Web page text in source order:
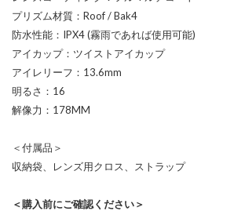
プリズム材質：Roof / Bak4
防水性能：IPX4 (霧雨であれば使用可能)
アイカップ：ツイストアイカップ
アイレリーフ：13.6mm
明るさ：16
解像力：178MM
＜付属品＞
収納袋、レンズ用クロス、ストラップ
＜購入前にご確認ください＞